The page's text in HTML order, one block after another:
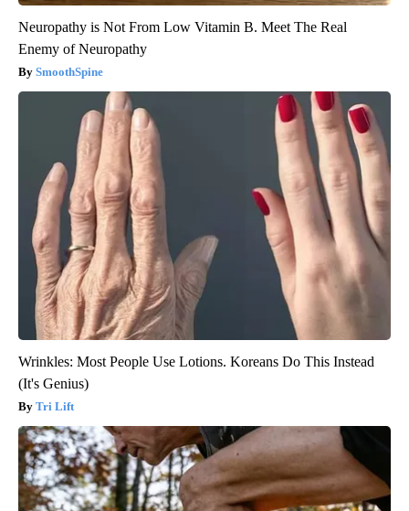
Neuropathy is Not From Low Vitamin B. Meet The Real
Enemy of Neuropathy
SmoothSpine
Wrinkles: Most People Use Lotions. Koreans Do This Instead
(It's Genius)
Tri Lift